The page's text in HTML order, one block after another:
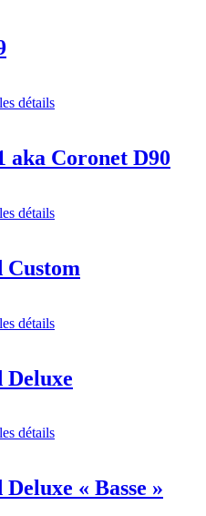
détails
aka Coronet D90
détails
Custom
détails
Deluxe
détails
« Basse »